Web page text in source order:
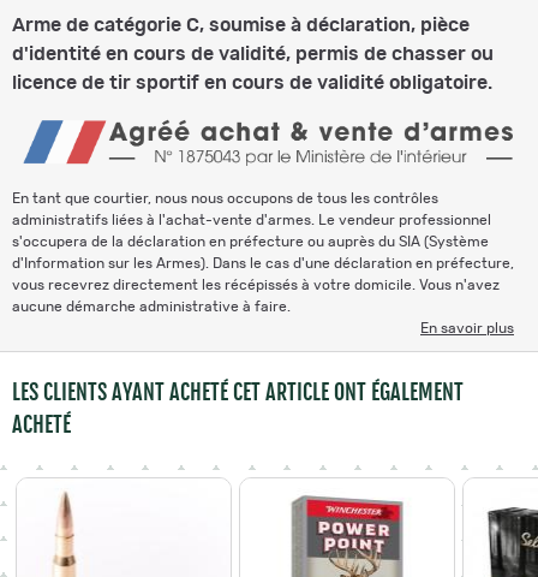
Arme de catégorie C, soumise à déclaration, pièce
d'identité en cours de validité, permis de chasser ou
licence de tir sportif en cours de validité obligatoire.
En tant que courtier, nous nous occupons de tous les contrôles
administratifs liées à l'achat-vente d'armes. Le vendeur professionnel
s'occupera de la déclaration en préfecture ou auprès du SIA (Système
d'Information sur les Armes). Dans le cas d'une déclaration en préfecture,
vous recevrez directement les récépissés à votre domicile. Vous n'avez
aucune démarche administrative à faire.
En savoir plus
LES CLIENTS AYANT ACHETÉ CET ARTICLE ONT ÉGALEMENT
ACHETÉ